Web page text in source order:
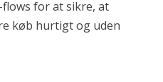
for at sikre, at
køb hurtigt og uden